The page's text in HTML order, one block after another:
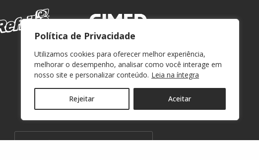
Política de Privacidade
Utilizamos cookies para oferecer melhor experiência,
melhorar o desempenho, analisar como você interage em
nosso site e personalizar conteúdo. Leia na íntegra
Rejeitar Aceitar
WEBMAIL